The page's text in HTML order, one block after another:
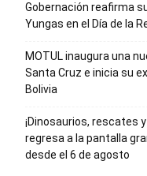
Gobernación reafirma
Yungas en el Día de la
MOTUL inaugura una
Santa Cruz e inicia su
Bolivia
¡Dinosaurios, rescates
regresa a la pantalla
desde el 6 de agosto